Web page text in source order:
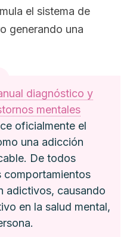
el sistema de
generando una
diagnóstico y
mentales
oficialmente el
una adicción
De todos
comportamientos
adictivos, causando
en la salud mental,